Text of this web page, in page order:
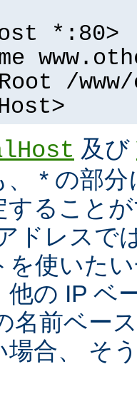
*:80>
/
及び
、 * の部
すること
ドレスで
を使いた
他の IP ベ
名前ベー
場合、 そ